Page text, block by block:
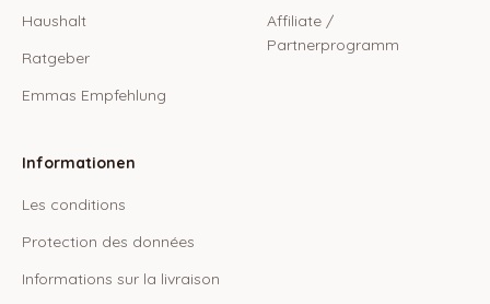
Haushalt
Ratgeber
Emmas Empfehlung
Affiliate /
Partnerprogramm
Informationen
Les conditions
Protection des données
Informations sur la livraison